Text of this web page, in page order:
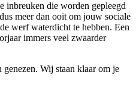
inbreuken die worden gepleegd
meer dan ooit om jouw sociale
werf waterdicht te hebben. Een
immers veel zwaarder
Wij staan klaar om je